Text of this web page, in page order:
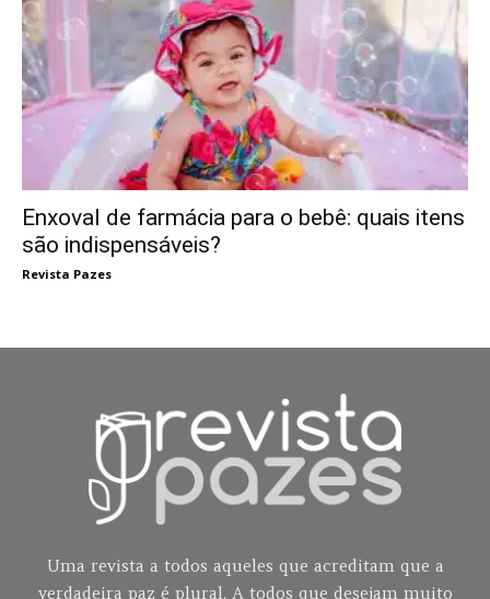
Enxoval de farmácia para o bebê: quais itens
são indispensáveis?
Revista Pazes
Uma revista a todos aqueles que acreditam que a
verdadeira paz é plural. A todos que desejam muito